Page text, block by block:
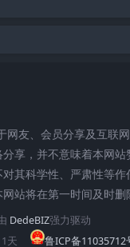
网友、会员分享及互联
享，并不意味着本网
其科学性、严肃性等
站将在第一时间及时删
DedeBIZ强力驱动
天 鲁ICP备11035712